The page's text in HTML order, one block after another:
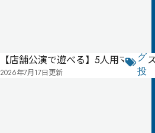
ー
ジ
な
る
グ
投
【店舗公演で遊べる】5人用マダ
2026年7月17日更新